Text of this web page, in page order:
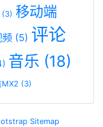
(3) 移动端
频 (5) 评论
音乐 (18)
MX2 (3)
Sitemap